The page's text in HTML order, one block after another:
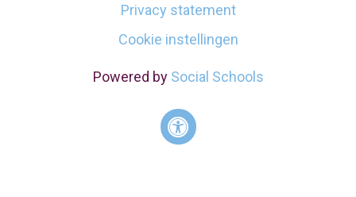
Privacy statement
Cookie instellingen
Powered by Social Schools